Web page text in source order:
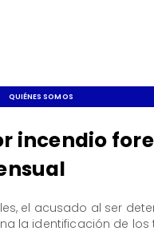
QUIÉNES SOMOS
incendio
el acusado al ser
la identificación de los